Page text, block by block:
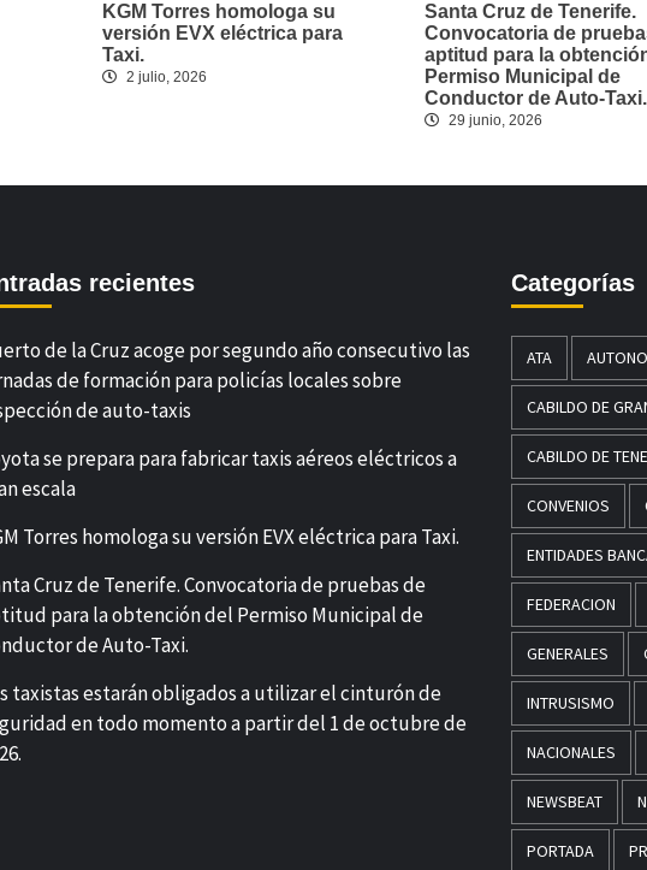
KGM Torres homologa su
versión EVX eléctrica para
Taxi.
2 julio, 2026
Santa Cruz de Tenerife.
Convocatoria de
aptitud para la
Permiso Municipal de
Conductor de Auto-Taxi.
29 junio, 2026
recientes
de la Cruz acoge por segundo año consecutivo las
de formación para policías locales sobre
de auto-taxis
se prepara para fabricar taxis aéreos eléctricos a
escala
Torres homologa su versión EVX eléctrica para Taxi.
Cruz de Tenerife. Convocatoria de pruebas de
para la obtención del Permiso Municipal de
de Auto-Taxi.
taxistas estarán obligados a utilizar el cinturón de
en todo momento a partir del 1 de octubre de
Categorías
ATA
CABILDO DE
CABILDO DE
CONVENIOS
ENTIDADES
FEDERACION
GENERALES
INTRUSISMO
NACIONALES
NEWSBEAT
PORTADA